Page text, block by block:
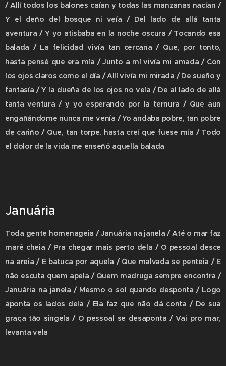
/ Allí todos los balones caían y todas las manzanas nacían /
Y el deño del bosque ni veía / Del lado de allá tanta
aventura / Y yo atisbaba en la noche oscura / Tocando esa
balada / La felicidad vivía tan cercana / Que, por tonto,
hasta pensé que era mía / Junto a mí vivía mi amada / Con
los ojos claros como el día / Allí vivía mi mirada / De sueño y
fantasía / Y la dueña de los ojos no veía / De al lado de allá
tanta ventura / y yo esperando por la ternura / Que aun
engañándome nunca me venía / Yo andaba pobre, tan pobre
de cariño / Que, tan torpe, hasta creí que fuese mía / Todo
el dolor de la vida me enseñó aquella balada
Januária
Toda gente homenageia / Januária na janela / Até o mar faz
maré cheia / Pra chegar mais perto dela / O pessoal desce
na areia / E batuca por aquela / Que malvada se penteia / E
não escuta quem apela / Quem madruga sempre encontra /
Januária na janela / Mesmo o sol quando desponta / Logo
aponta os lados dela / Ela faz que não dá conta / De sua
graça tão singela / O pessoal se desaponta / Vai pro mar,
levanta vela